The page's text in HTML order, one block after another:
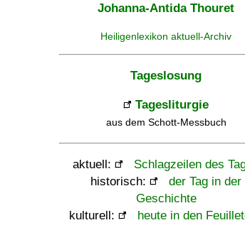
Johanna-Antida Thouret
Heiligenlexikon aktuell-Archiv
Tageslosung
Tagesliturgie
aus dem Schott-Messbuch
aktuell:
Schlagzeilen des
historisch:
der Tag in der
Geschichte
kulturell:
heute in den